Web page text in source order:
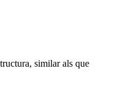
similar als que